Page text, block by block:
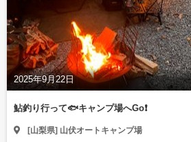
2025年9月22日
鮎釣り行って🐟キャンプ場へGo❗️
[山梨県] 山伏オートキャンプ場